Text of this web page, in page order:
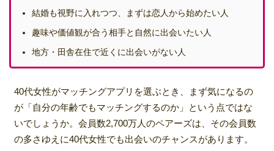
結婚も視野に入れつつ、まずは恋人から始めたい人
趣味や価値観が合う相手と自然に出会いたい人
地方・田舎在住で近くに出会いがない人
40代女性がマッチングアプリを選ぶとき、まず気になるの
が「自分の年齢でもマッチングするのか」という点ではな
いでしょうか。会員数2,700万人のペアーズは、その会員数
の多さゆえに40代女性でも出会いのチャンスがあります。